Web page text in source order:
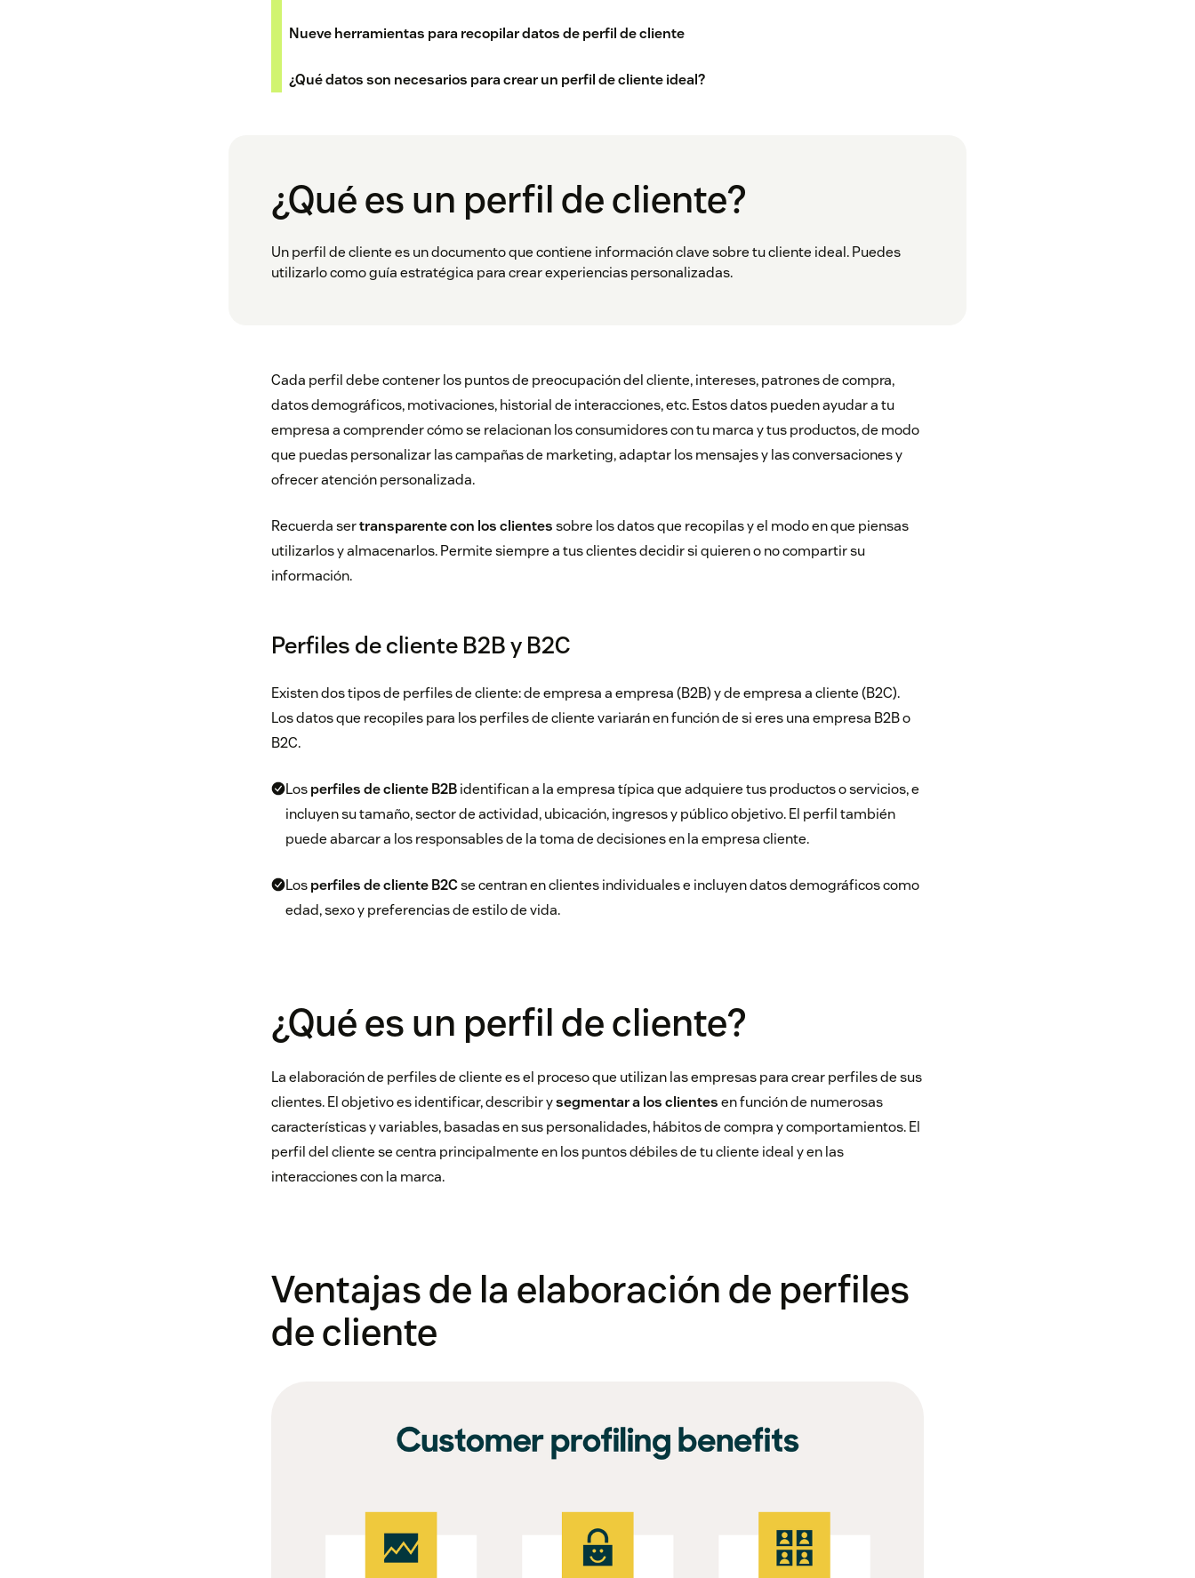
Nueve herramientas para recopilar datos de perfil de cliente
¿Qué datos son necesarios para crear un perfil de cliente ideal?
¿Qué es un perfil de cliente?
Un perfil de cliente es un documento que contiene información clave sobre tu cliente ideal. Puedes
utilizarlo como guía estratégica para crear experiencias personalizadas.
Cada perfil debe contener los puntos de preocupación del cliente, intereses, patrones de compra,
datos demográficos, motivaciones, historial de interacciones, etc. Estos datos pueden ayudar a tu
empresa a comprender cómo se relacionan los consumidores con tu marca y tus productos, de modo
que puedas personalizar las campañas de marketing, adaptar los mensajes y las conversaciones y
ofrecer atención personalizada.
Recuerda sertransparente con los clientessobre los datos que recopilas y el modo en que piensas
utilizarlos y almacenarlos. Permite siempre a tus clientes decidir si quieren o no compartir su
información.
Perfiles de cliente B2B y B2C
Existen dos tipos de perfiles de cliente: de empresa a empresa (B2B) y de empresa a cliente (B2C).
Los datos que recopiles para los perfiles de cliente variarán en función de si eres una empresa B2B o
B2C.
Losperfiles de cliente B2Bidentifican a la empresa típica que adquiere tus productos o servicios, e
incluyen su tamaño, sector de actividad, ubicación, ingresos y público objetivo. El perfil también
puede abarcar a los responsables de la toma de decisiones en la empresa cliente.
Losperfiles de cliente B2Cse centran en clientes individuales e incluyen datos demográficos como
edad, sexo y preferencias de estilo de vida.
¿Qué es un perfil de cliente?
La elaboración de perfiles de cliente es el proceso que utilizan las empresas para crear perfiles de sus
clientes. El objetivo es identificar, describir ysegmentar a los clientesen función de numerosas
características y variables, basadas en sus personalidades, hábitos de compra y comportamientos. El
perfil del cliente se centra principalmente en los puntos débiles de tu cliente ideal y en las
interacciones con la marca.
Ventajas de la elaboración de perfiles
de cliente